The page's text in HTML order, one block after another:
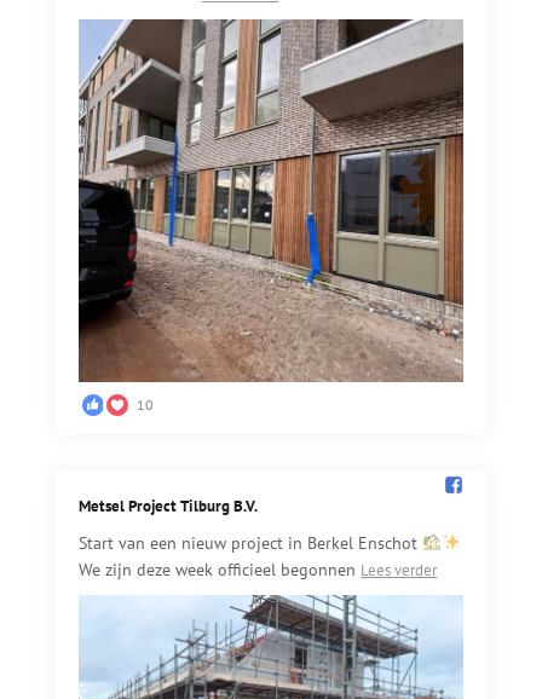
10
Metsel Project Tilburg B.V.️
Start van een nieuw project in Berkel Enschot
We zijn deze week officieel begonnen Lees verder